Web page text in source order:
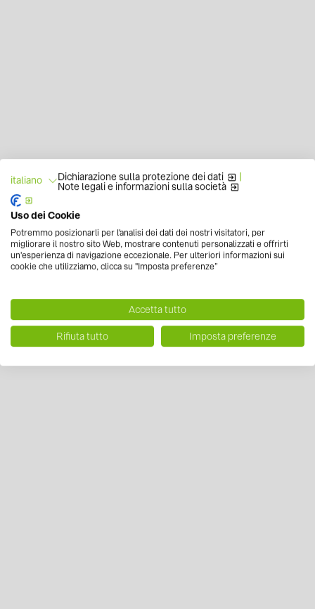
italiano Dichiarazione sulla protezione dei dati |
Note legali e informazioni sulla società
Uso dei Cookie
Potremmo posizionarli per l'analisi dei dati dei nostri visitatori, per
migliorare il nostro sito Web, mostrare contenuti personalizzati e offrirti
un'esperienza di navigazione eccezionale. Per ulteriori informazioni sui
cookie che utilizziamo, clicca su "Imposta preferenze”
Accetta tutto
Rifiuta tutto Imposta preferenze